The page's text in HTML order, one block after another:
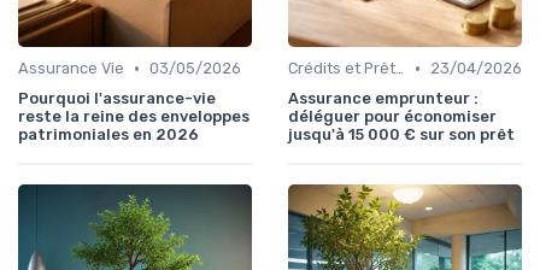
Assurance Vie • 03/05/2026
Pourquoi l'assurance-vie
reste la reine des enveloppes
patrimoniales en 2026
Crédits et Prêts Personnels •
23/04/2026
Assurance emprunteur :
déléguer pour économiser
jusqu'à 15 000 € sur son prêt